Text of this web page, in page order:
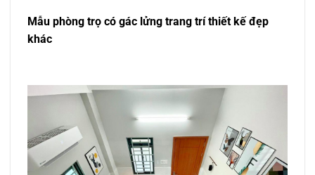
Mẫu phòng trọ có gác lửng trang trí thiết kế đẹp
khác